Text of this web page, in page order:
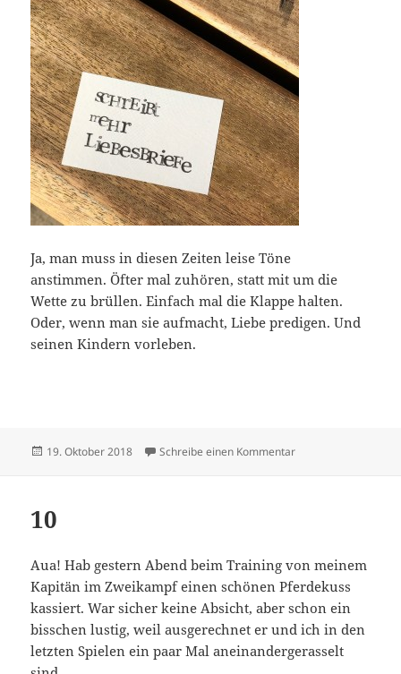
Ja, man muss in diesen Zeiten leise Töne
anstimmen. Öfter mal zuhören, statt mit um die
Wette zu brüllen. Einfach mal die Klappe halten.
Oder, wenn man sie aufmacht, Liebe predigen. Und
seinen Kindern vorleben.
Veröffentlicht
19. Oktober 2018 Schreibe einen Kommentarzu Wurst
10
Aua! Hab gestern Abend beim Training von meinem
Kapitän im Zweikampf einen schönen Pferdekuss
kassiert. War sicher keine Absicht, aber schon ein
bisschen lustig, weil ausgerechnet er und ich in den
letzten Spielen ein paar Mal aneinandergerasselt